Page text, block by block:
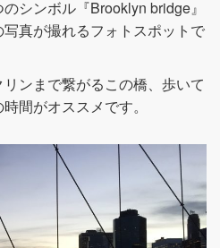
シンボル『Brooklyn bridge』
真が撮れるフォトスポットで
ンまで繋がるこの橋、歩いて
間がオススメです。